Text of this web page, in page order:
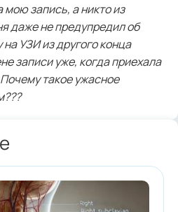
запись, а никто из
даже не предупредил об
УЗИ из другого конца
записи уже, когда приехала
такое ужасное